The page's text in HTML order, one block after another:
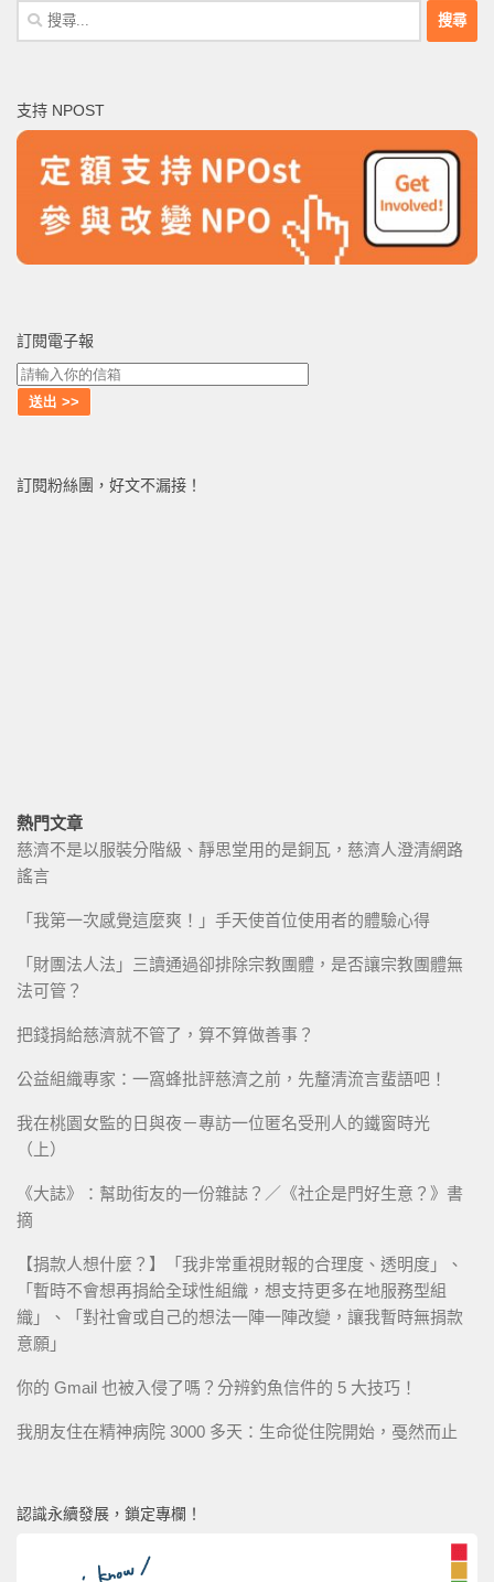
搜
尋
字:
支持 NPOST
訂閱電子報
訂閱粉絲團，好文不漏接！
熱門文章
慈濟不是以服裝分階級、靜思堂用的是銅瓦，慈濟人澄清網路
謠言
「我第一次感覺這麼爽！」手天使首位使用者的體驗心得
「財團法人法」三讀通過卻排除宗教團體，是否讓宗教團體無
法可管？
把錢捐給慈濟就不管了，算不算做善事？
公益組織專家：一窩蜂批評慈濟之前，先釐清流言蜚語吧！
我在桃園女監的日與夜－專訪一位匿名受刑人的鐵窗時光
（上）
《大誌》：幫助街友的一份雜誌？／《社企是門好生意？》書
摘
【捐款人想什麼？】「我非常重視財報的合理度、透明度」、
「暫時不會想再捐給全球性組織，想支持更多在地服務型組
織」、「對社會或自己的想法一陣一陣改變，讓我暫時無捐款
意願」
你的 Gmail 也被入侵了嗎？分辨釣魚信件的 5 大技巧！
我朋友住在精神病院 3000 多天：生命從住院開始，戞然而止
認識永續發展，鎖定專欄！